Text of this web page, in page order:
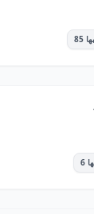
6